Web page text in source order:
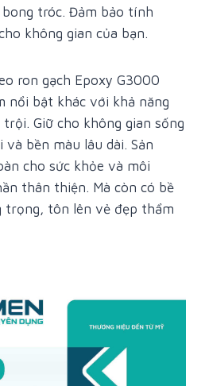
tróc. Đảm bảo tính
không gian của bạn.
ron gạch Epoxy G3000
nổi bật khác với khả năng
Giữ cho không gian sống
bền màu lâu dài. Sản
cho sức khỏe và môi
thân thiện. Mà còn có bề
trọng, tôn lên vẻ đẹp thẩm